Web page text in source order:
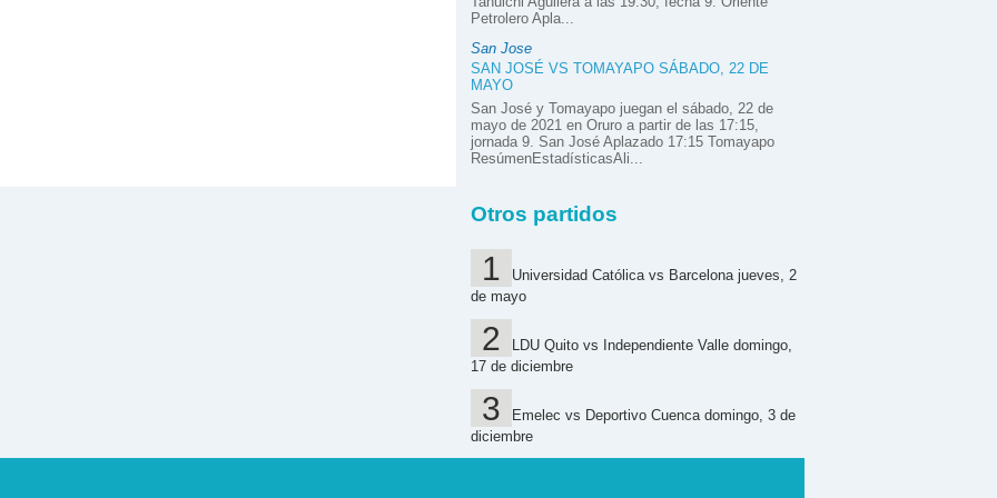
Petrolero Apla...
San Jose
SAN JOSÉ VS TOMAYAPO SÁBADO, 22 DE
MAYO
San José y Tomayapo juegan el sábado, 22 de
mayo de 2021 en Oruro a partir de las 17:15,
jornada 9. San José Aplazado 17:15 Tomayapo
ResúmenEstadísticasAli...
Otros partidos
Universidad Católica vs Barcelona jueves, 2
de mayo
LDU Quito vs Independiente Valle domingo,
17 de diciembre
Emelec vs Deportivo Cuenca domingo, 3 de
diciembre